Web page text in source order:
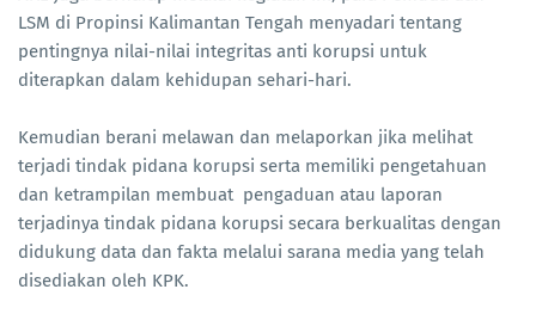
LSM di Propinsi Kalimantan Tengah menyadari tentang
pentingnya nilai-nilai integritas anti korupsi untuk
diterapkan dalam kehidupan sehari-hari.
Kemudian berani melawan dan melaporkan jika melihat
terjadi tindak pidana korupsi serta memiliki pengetahuan
dan ketrampilan membuat pengaduan atau laporan
terjadinya tindak pidana korupsi secara berkualitas dengan
didukung data dan fakta melalui sarana media yang telah
disediakan oleh KPK.